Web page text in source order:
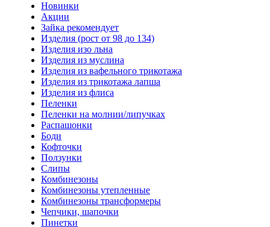
Новинки
Акции
Зайка рекомендует
Изделия (рост от 98 до 134)
Изделия изо льна
Изделия из муслина
Изделия из вафельного трикотажа
Изделия из трикотажа лапша
Изделия из флиса
Пеленки
Пеленки на молнии/липучках
Распашонки
Боди
Кофточки
Ползунки
Слипы
Комбинезоны
Комбинезоны утепленные
Комбинезоны трансформеры
Чепчики, шапочки
Пинетки